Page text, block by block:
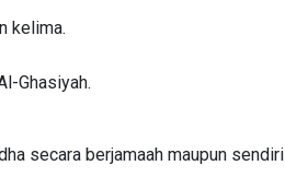
kelima.
Ghasiyah.
secara berjamaah maupun